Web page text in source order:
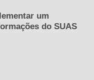
um
do SUAS